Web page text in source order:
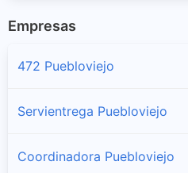
Empresas
472 Puebloviejo
Servientrega Puebloviejo
Coordinadora Puebloviejo